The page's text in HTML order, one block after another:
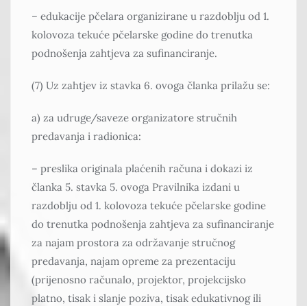
– edukacije pčelara organizirane u razdoblju od 1.
kolovoza tekuće pčelarske godine do trenutka
podnošenja zahtjeva za sufinanciranje.
(7) Uz zahtjev iz stavka 6. ovoga članka prilažu se:
a) za udruge/saveze organizatore stručnih
predavanja i radionica:
– preslika originala plaćenih računa i dokazi iz
članka 5. stavka 5. ovoga Pravilnika izdani u
razdoblju od 1. kolovoza tekuće pčelarske godine
do trenutka podnošenja zahtjeva za sufinanciranje
za najam prostora za održavanje stručnog
predavanja, najam opreme za prezentaciju
(prijenosno računalo, projektor, projekcijsko
platno, tisak i slanje poziva, tisak edukativnog ili